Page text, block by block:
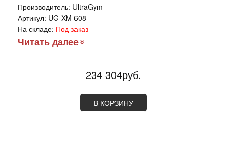
Производитель: UltraGym
Артикул: UG-XM 608
На складе: Под заказ
Читать далее
234 304руб.
В КОРЗИНУ